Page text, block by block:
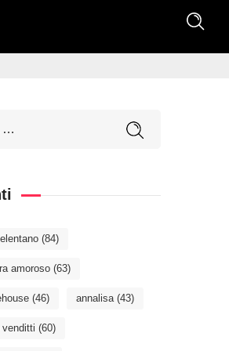
(84)
amoroso (63)
(46) annalisa(43)
venditti (60)